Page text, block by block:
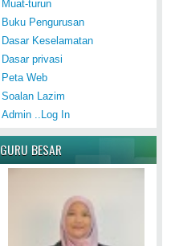
Muat-turun
Buku Pengurusan
Dasar Keselamatan
Dasar privasi
Peta Web
Soalan Lazim
Admin ..Log In
GURU BESAR